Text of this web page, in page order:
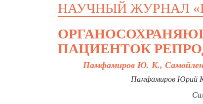
НАУЧНЫЙ ЖУРНАЛ
ПАЦИЕНТОК
Памфамиров Ю. К.,
Памфамиров Юрий